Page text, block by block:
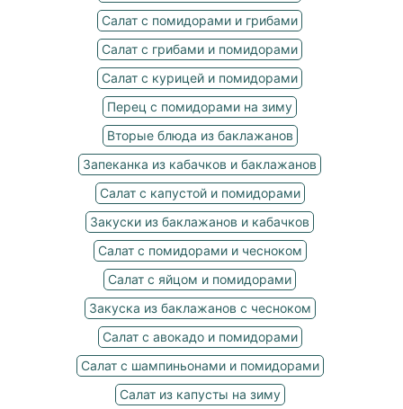
Салат с помидорами и грибами
Салат с грибами и помидорами
Салат с курицей и помидорами
Перец с помидорами на зиму
Вторые блюда из баклажанов
Запеканка из кабачков и баклажанов
Салат с капустой и помидорами
Закуски из баклажанов и кабачков
Салат с помидорами и чесноком
Салат с яйцом и помидорами
Закуска из баклажанов с чесноком
Салат с авокадо и помидорами
Салат с шампиньонами и помидорами
Салат из капусты на зиму